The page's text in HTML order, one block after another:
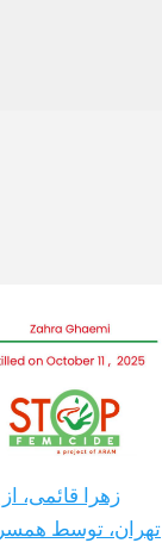
زهرا قائمی،
تهران، توسط